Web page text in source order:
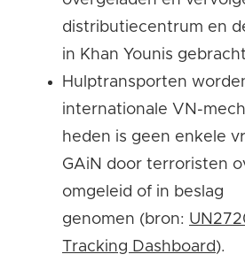
distributiecentrum en
in Khan Younis
Hulptransporten
internationale VN-
heden is geen enkele
GAiN door terroristen
omgeleid of in beslag
genomen (bron:
Tracking Dashboard).